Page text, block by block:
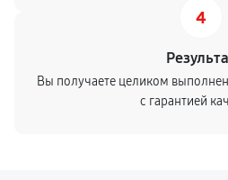
4
Вы получаете целиком
с гарантией